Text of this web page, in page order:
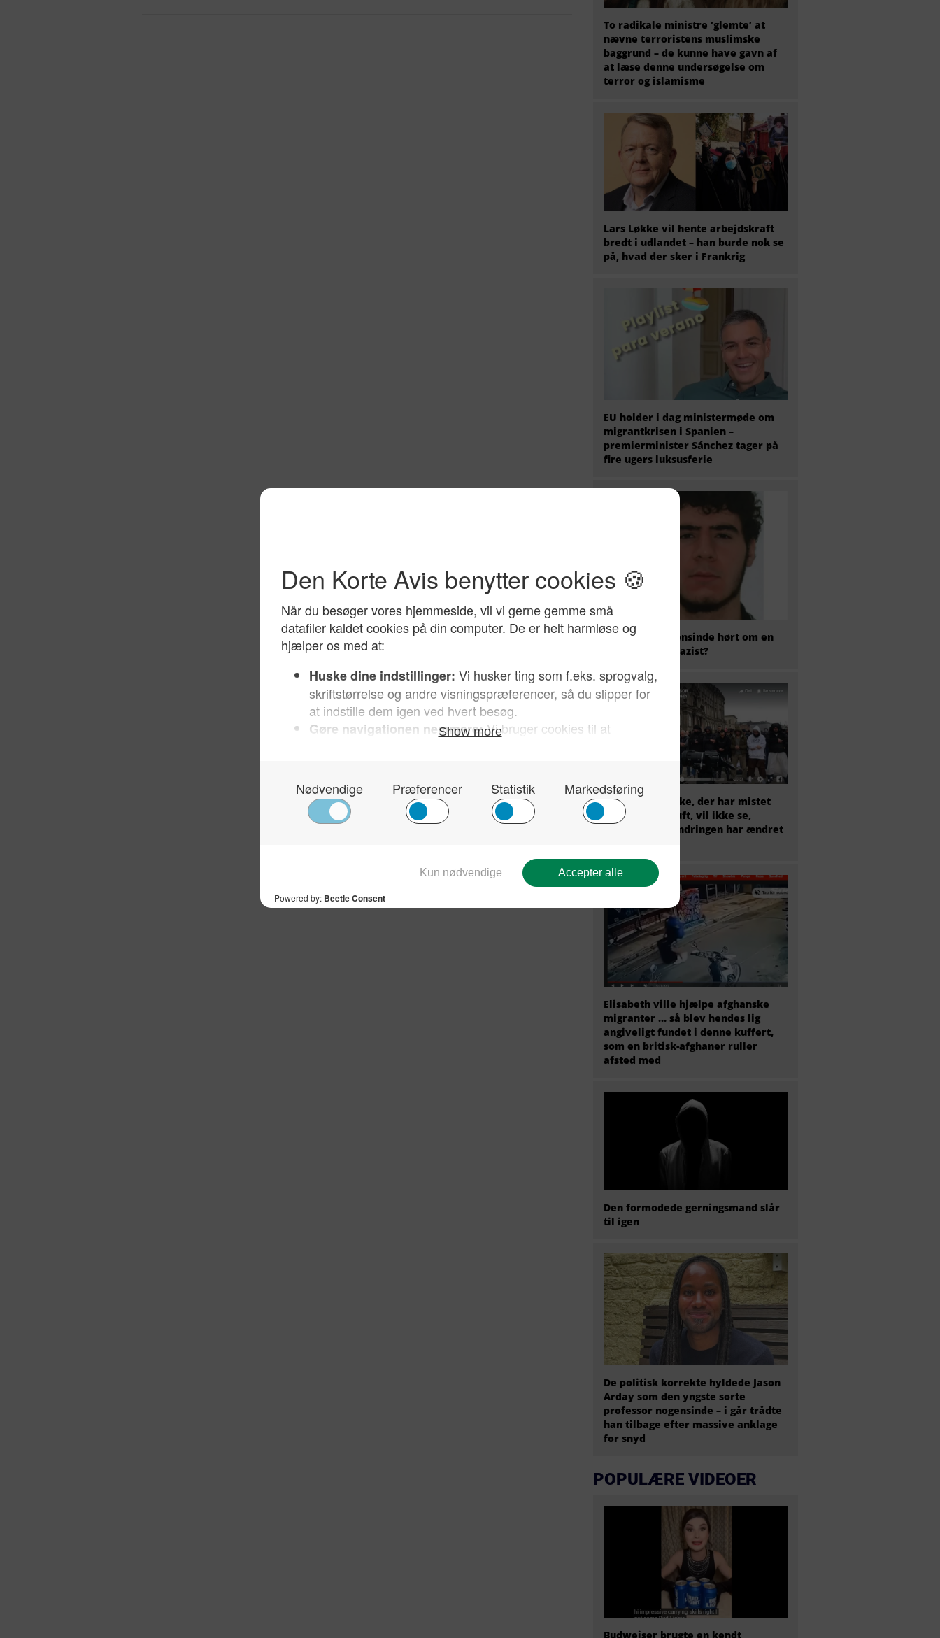
To radikale ministre ‘glemte’ at
nævne terroristens muslimske
baggrund – de kunne have gavn af
at læse denne undersøgelse om
terror og islamisme
Lars Løkke vil hente arbejdskraft
bredt i udlandet – han burde nok se
på, hvad der sker i Frankrig
EU holder i dag ministermøde om
migrantkrisen i Spanien –
premierminister Sánchez tager på
fire ugers luksusferie
Hvem har nogensinde hørt om en
radikaliseret nazist?
Kun et menneske, der har mistet
sin sunde fornuft, vil ikke se,
hvordan indvandringen har ændret
Elisabeth ville hjælpe afghanske
migranter … så blev hendes lig
angiveligt fundet i denne kuffert,
som en britisk-afghaner ruller
afsted med
Den formodede gerningsmand slår
til igen
De politisk korrekte hyldede Jason
Arday som den yngste sorte
professor nogensinde – i går trådte
han tilbage efter massive anklage
for snyd
POPULÆRE VIDEOER
Budweiser brugte en kendt